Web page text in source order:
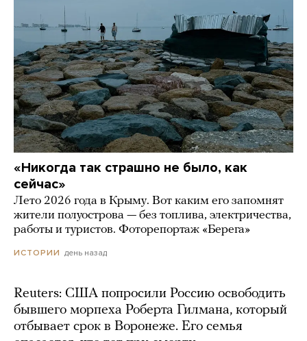
«Никогда так страшно не было, как
сейчас»
Лето 2026 года в Крыму. Вот каким его запомнят
жители полуострова — без топлива, электричества,
работы и туристов. Фоторепортаж «Берега»
ИСТОРИИ день назад
Reuters: США попросили Россию освободить
бывшего морпеха Роберта Гилмана, который
отбывает срок в Воронеже. Его семья